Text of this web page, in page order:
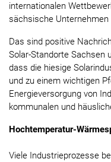
internationalen
sächsische
Das sind positive
Solar-Standorte Sachsen
dass die hiesige
und zu einem wichtigen
Energieversorgung von
kommunalen und
Hochtemperatur-
Viele Industrieprozesse